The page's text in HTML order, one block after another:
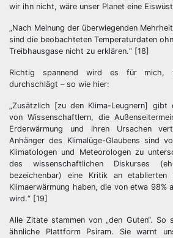
wir ihn nicht, wäre unser Planet eine
„Nach Meinung der überwiegenden
sind die beobachteten Temperaturdaten
Treibhausgase nicht zu erklären.“ [18]
Richtig spannend wird es für mich,
durchschlägt – so wie hier:
„Zusätzlich [zu den Klima-Leugnern] gibt
von Wissenschaftlern, die
Erderwärmung und ihren Ursachen
Anhänger des Klimalüge-Glaubens sind
Klimatologen und Meteorologen zu
des wissenschaftlichen Diskurses
bezeichenbar) eine Kritik an etablierten
Klimaerwärmung haben, die von etwa 98%
wird.“ [19]
Alle Zitate stammen von „den Guten“. So
ähnliche Plattform Psiram. Sie warnt